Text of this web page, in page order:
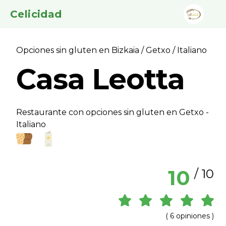
Celicidad
Opciones sin gluten en Bizkaia /Getxo / Italiano
Casa Leotta
Restaurante con opciones sin gluten en Getxo -
Italiano
10 / 10
( 6 opiniones )